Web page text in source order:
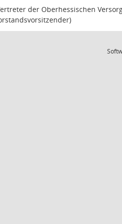
der Oberhessischen